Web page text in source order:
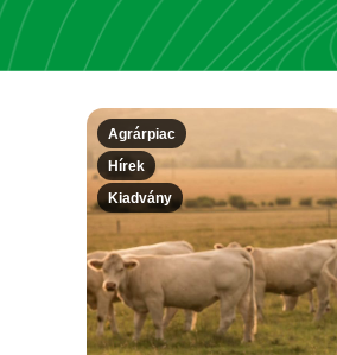
Agrárpiac
Hírek
Kiadvány